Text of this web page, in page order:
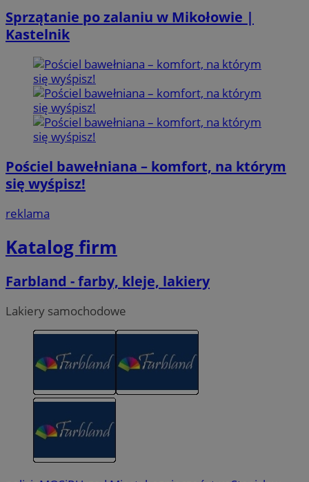
Sprzątanie po zalaniu w Mikołowie |
Kastelnik
Pościel bawełniana – komfort, na którym
się wyśpisz!
reklama
Katalog firm
Farbland - farby, kleje, lakiery
Lakiery samochodowe